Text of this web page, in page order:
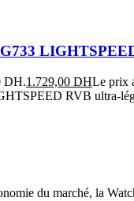
du marché, la
DH.1.729,00 DHLe prix
RVB ultra-